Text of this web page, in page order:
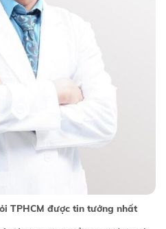
TPHCM được tin tưởng nhất